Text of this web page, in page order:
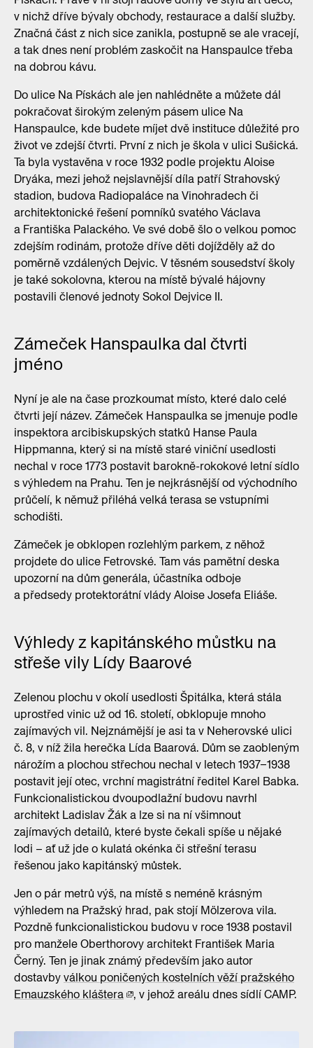
v nichž dříve bývaly obchody, restaurace a další služby.
Značná část z nich sice zanikla, postupně se ale vracejí,
a tak dnes není problém zaskočit na Hanspaulce třeba
na dobrou kávu.
Do ulice Na Pískách ale jen nahlédněte a můžete dál
pokračovat širokým zeleným pásem ulice Na
Hanspaulce, kde budete míjet dvě instituce důležité pro
život ve zdejší čtvrti. První z nich je škola v ulici Sušická.
Ta byla vystavěna v roce 1932 podle projektu Aloise
Dryáka, mezi jehož nejslavnější díla patří Strahovský
stadion, budova Radiopaláce na Vinohradech či
architektonické řešení pomníků svatého Václava
a Františka Palackého. Ve své době šlo o velkou pomoc
zdejším rodinám, protože dříve děti dojížděly až do
poměrně vzdálených Dejvic. V těsném sousedství školy
je také sokolovna, kterou na místě bývalé hájovny
postavili členové jednoty Sokol Dejvice II.
Zámeček Hanspaulka dal čtvrti
jméno
Nyní je ale na čase prozkoumat místo, které dalo celé
čtvrti její název. Zámeček Hanspaulka se jmenuje podle
inspektora arcibiskupských statků Hanse Paula
Hippmanna, který si na místě staré viniční usedlosti
nechal v roce 1773 postavit barokně-rokokové letní sídlo
s výhledem na Prahu. Ten je nejkrásnější od východního
průčelí, k němuž přiléhá velká terasa se vstupními
schodišti.
Zámeček je obklopen rozlehlým parkem, z něhož
projdete do ulice Fetrovské. Tam vás pamětní deska
upozorní na dům generála, účastníka odboje
a předsedy protektorátní vlády Aloise Josefa Eliáše.
Výhledy z kapitánského můstku na
střeše vily Lídy Baarové
Zelenou plochu v okolí usedlosti Špitálka, která stála
uprostřed vinic už od 16. století, obklopuje mnoho
zajímavých vil. Nejznámější je asi ta v Neherovské ulici
č. 8, v níž žila herečka Lída Baarová. Dům se zaobleným
nárožím a plochou střechou nechal v letech 1937–1938
postavit její otec, vrchní magistrátní ředitel Karel Babka.
Funkcionalistickou dvoupodlažní budovu navrhl
architekt Ladislav Žák a lze si na ní všimnout
zajímavých detailů, které byste čekali spíše u nějaké
lodi – ať už jde o kulatá okénka či střešní terasu
řešenou jako kapitánský můstek.
Jen o pár metrů výš, na místě s neméně krásným
výhledem na Pražský hrad, pak stojí Mölzerova vila.
Pozdně funkcionalistickou budovu v roce 1938 postavil
pro manžele Oberthorovy architekt František Maria
Černý. Ten je jinak známý především jako autor
dostavbyválkou poničených kostelních věží pražského
Emauzského kláštera
, v jehož areálu dnes sídlí CAMP.